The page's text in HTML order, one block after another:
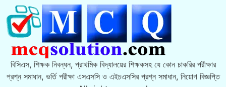
বিসিএস, শিক্ষক নিবন্ধন, প্রাথমিক বিদ্যালয়ের শিক্ষকসহ যে কোন চাকরির পরীক্ষার
প্রশ্ন সমাধান, ভর্তি পরীক্ষা এসএসসি ও এইচএসসির প্রশ্ন সমাধান, নিয়োগ বিজ্ঞপ্তি